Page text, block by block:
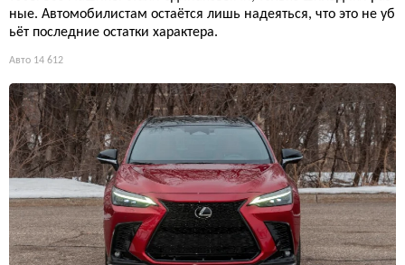
ные. Автомобилистам остаётся лишь надеяться, что это не уб
ьёт последние остатки характера.
Авто 14 612